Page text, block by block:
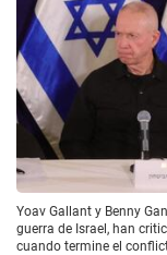
Yoav Gallant y Benny
guerra de Israel, han
cuando termine el